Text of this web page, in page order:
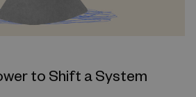
to Shift a System